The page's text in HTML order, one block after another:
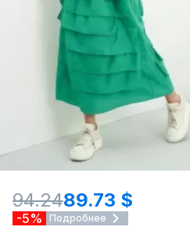
94.2489.73 $
-5% Подробнее